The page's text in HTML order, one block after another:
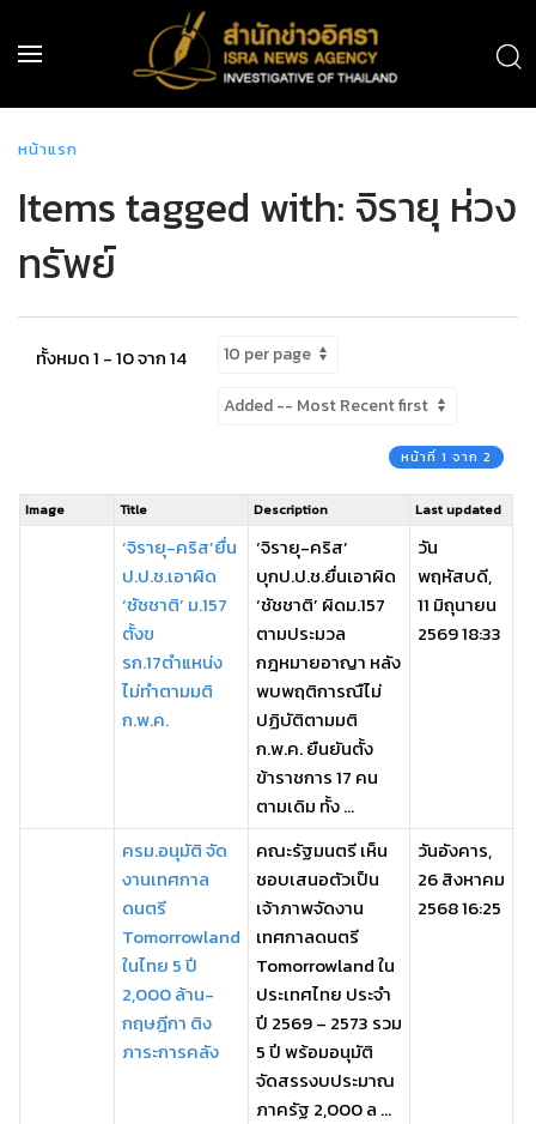
หน้าแรก
Items tagged with: จิรายุ ห่วง
ทรัพย์
ทั้งหมด 1 - 10 จาก 14
หน้าที่ 1 จาก 2
Image Title Description Last updated
‘จิรายุ-คริส’ยื่น
ป.ป.ช.เอาผิด
‘ชัชชาติ’ ม.157
ตั้งข
รก.17ตำแหน่ง
ไม่ทำตามมติ
ก.พ.ค.
‘จิรายุ-คริส’
บุกป.ป.ช.ยื่นเอาผิด
‘ชัชชาติ’ ผิดม.157
ตามประมวล
กฎหมายอาญา หลัง
พบพฤติการณืไม่
ปฏิบัติตามมติ
ก.พ.ค. ยืนยันตั้ง
ข้าราชการ 17 คน
ตามเดิม ทั้ง ...
วัน
พฤหัสบดี,
11 มิถุนายน
2569 18:33
ครม.อนุมัติ จัด
งานเทศกาล
ดนตรี
Tomorrowland
ในไทย 5 ปี
2,000 ล้าน-
กฤษฎีกา ติง
ภาระการคลัง
คณะรัฐมนตรี เห็น
ชอบเสนอตัวเป็น
เจ้าภาพจัดงาน
เทศกาลดนตรี
Tomorrowland ใน
ประเทศไทย ประจำ
ปี 2569 – 2573 รวม
5 ปี พร้อมอนุมัติ
จัดสรรงบประมาณ
ภาครัฐ 2,000 ล ...
วันอังคาร,
26 สิงหาคม
2568 16:25